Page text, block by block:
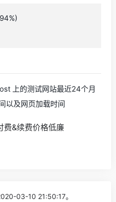
上的测试网站最近24个月
以及网页加载时间
03-10 21:50:17。